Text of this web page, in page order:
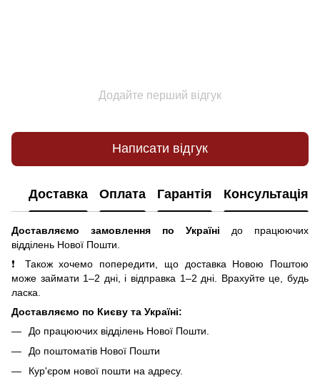
Додайте перший відгук
Написати відгук
Доставка Оплата Гарантія Консультація
Доставляємо замовлення по Україні
до працюючих
відділень Нової Пошти.
❗ Також хочемо попередити, що доставка Новою Поштою
може займати 1–2 дні, і відправка 1–2 дні. Врахуйте це, будь
ласка.
Доставляємо по Києву та Україні:
До працюючих відділень Нової Пошти.
До поштоматів Нової Пошти
Кур'єром нової пошти на адресу.